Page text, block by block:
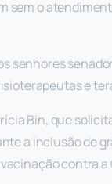
o
senhores
e
Bin, que
a inclusão de
contra a